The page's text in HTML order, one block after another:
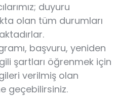
duyuru
olan tüm durumları
başvuru, yeniden
şartları öğrenmek için
verilmiş olan
geçebilirsiniz.